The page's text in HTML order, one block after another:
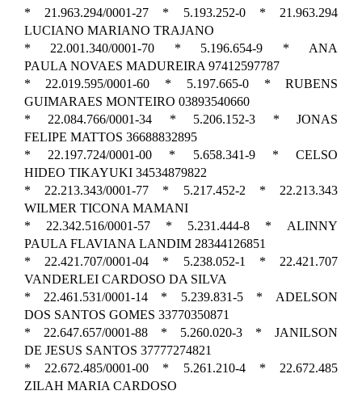
* 21.963.294/0001-27 * 5.193.252-0 * 21.963.294
LUCIANO MARIANO TRAJANO
* 22.001.340/0001-70 * 5.196.654-9 * ANA
PAULA NOVAES MADUREIRA 97412597787
* 22.019.595/0001-60 * 5.197.665-0 * RUBENS
GUIMARAES MONTEIRO 03893540660
* 22.084.766/0001-34 * 5.206.152-3 * JONAS
FELIPE MATTOS 36688832895
* 22.197.724/0001-00 * 5.658.341-9 * CELSO
HIDEO TIKAYUKI 34534879822
* 22.213.343/0001-77 * 5.217.452-2 * 22.213.343
WILMER TICONA MAMANI
* 22.342.516/0001-57 * 5.231.444-8 * ALINNY
PAULA FLAVIANA LANDIM 28344126851
* 22.421.707/0001-04 * 5.238.052-1 * 22.421.707
VANDERLEI CARDOSO DA SILVA
* 22.461.531/0001-14 * 5.239.831-5 * ADELSON
DOS SANTOS GOMES 33770350871
* 22.647.657/0001-88 * 5.260.020-3 * JANILSON
DE JESUS SANTOS 37777274821
* 22.672.485/0001-00 * 5.261.210-4 * 22.672.485
ZILAH MARIA CARDOSO